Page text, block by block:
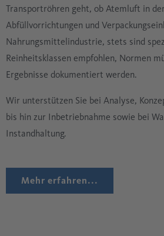
Transportröhren geht, ob Atemluft in
Abfüllvorrichtungen und
Nahrungsmittelindustrie, stets sind
Reinheitsklassen empfohlen, Normen
Ergebnisse dokumentiert werden.
Wir unterstützen Sie bei Analyse,
bis hin zur Inbetriebnahme sowie bei
Instandhaltung.
Mehr erfahren...